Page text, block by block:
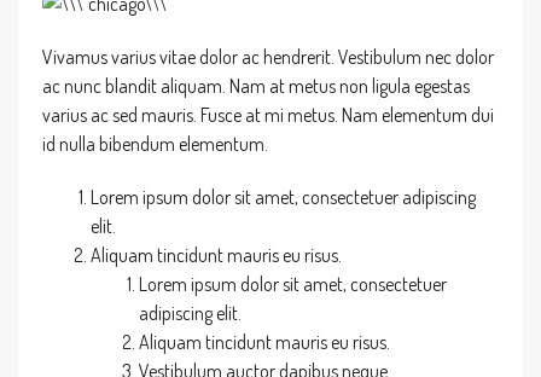
Vivamus varius vitae dolor ac hendrerit. Vestibulum nec dolor
ac nunc blandit aliquam. Nam at metus non ligula egestas
varius ac sed mauris. Fusce at mi metus. Nam elementum dui
id nulla bibendum elementum.
Lorem ipsum dolor sit amet, consectetuer adipiscing
elit.
Aliquam tincidunt mauris eu risus.
Lorem ipsum dolor sit amet, consectetuer
adipiscing elit.
Aliquam tincidunt mauris eu risus.
Vestibulum auctor dapibus neque.